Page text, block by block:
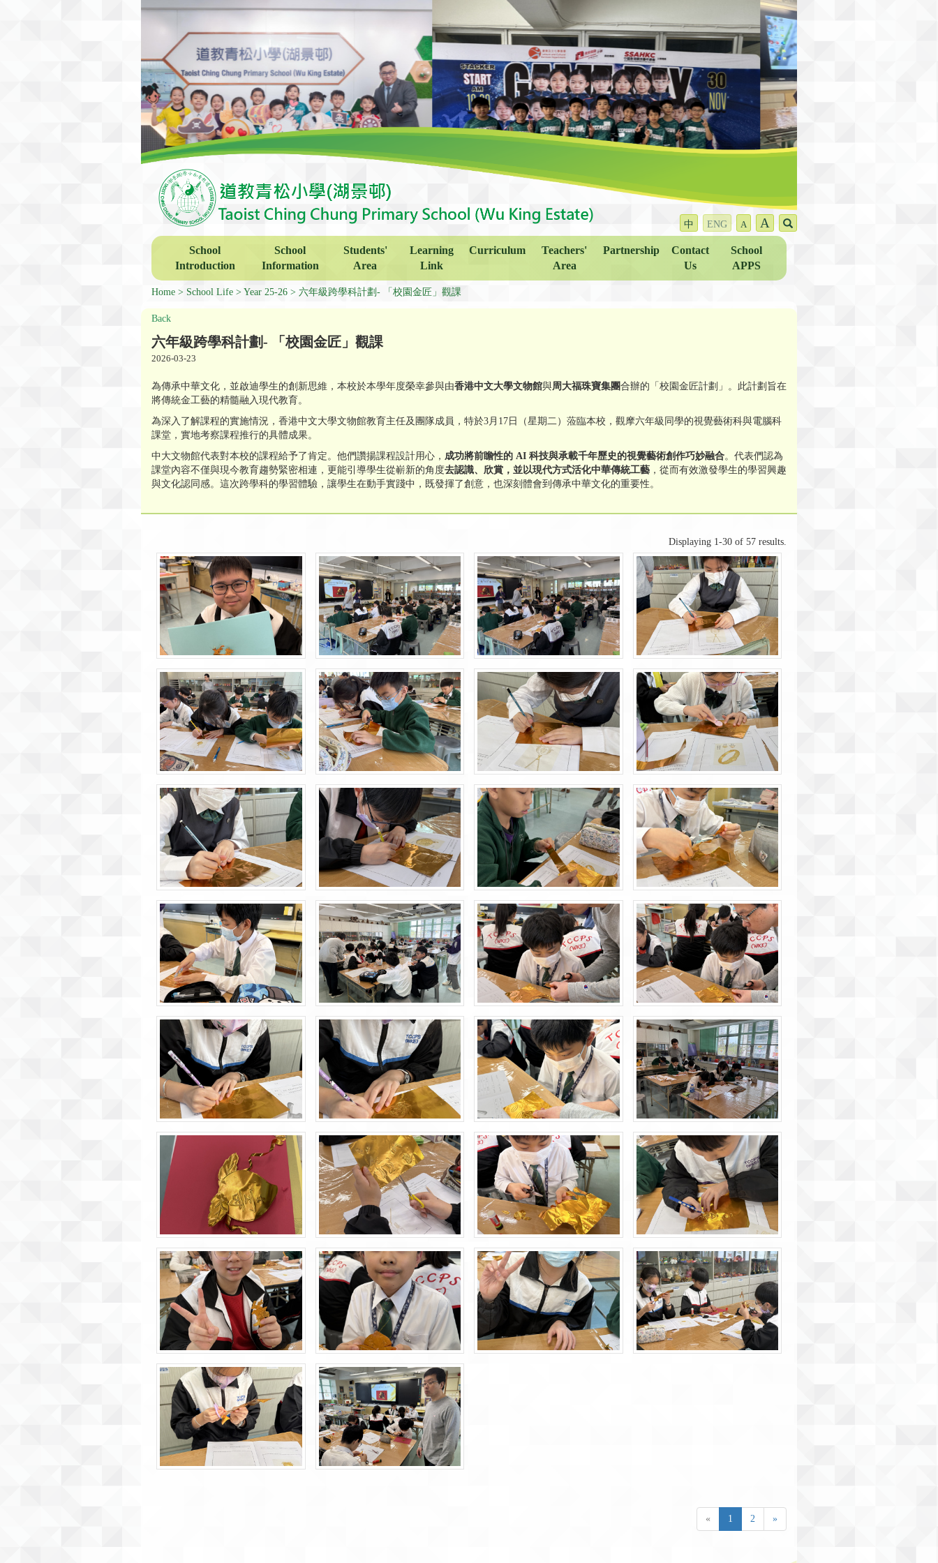
中 ENG A A
School
Introduction
School
Information
Students'
Area
Learning
Link
Curriculum
Teachers'
Area
Partnership
Contact
Us
School
APPS
Home School Life Year 25-26 六年級跨學科計劃- 「校園金匠」觀課
Back
六年級跨學科計劃- 「校園金匠」觀課
2026-03-23
為傳承中華文化，並啟迪學生的創新思維，本校於本學年度榮幸參與由香港中文大學文物館與周大福珠寶集團合辦的「校園金匠計劃」。此計劃旨在
將傳統金工藝的精髓融入現代教育。
為深入了解課程的實施情況，香港中文大學文物館教育主任及團隊成員，特於3月17日（星期二）蒞臨本校，觀摩六年級同學的視覺藝術科與電腦科
課堂，實地考察課程推行的具體成果。
中大文物館代表對本校的課程給予了肯定。他們讚揚課程設計用心， 成功將前瞻性的 AI 科技與承載千年歷史的視覺藝術創作巧妙融合。代表們認為
課堂內容不僅與現今教育趨勢緊密相連，更能引導學生從嶄新的角度去認識、欣賞，並以現代方式活化中華傳統工藝 ，從而有效激發學生的學習興趣
與文化認同感。這次跨學科的學習體驗，讓學生在動手實踐中，既發揮了創意，也深刻體會到傳承中華文化的重要性。
Displaying 1-30 of 57 results.
« 1 2 »